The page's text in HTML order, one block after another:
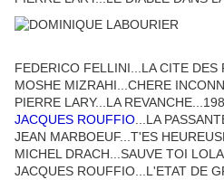
FEDERICO FELLINI...LA CITE DES
MOSHE MIZRAHI...CHERE
PIERRE LARY...LA
JACQUES ROUFFIO ...LA
JEAN MARBOEUF...T'ES
MICHEL DRACH...SAUVE TOI
JACQUES ROUFFIO...L'ETAT DE